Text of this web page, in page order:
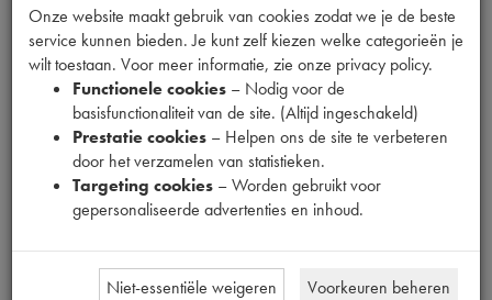
Fabrikant
Productnummer
6340055
Prijs
7,89 (€6,52excl. btw)
Dit product kan op dit moment niet besteld worden
Mail ons
Onze website maakt gebruik van cookies zodat we je de beste
service kunnen bieden. Je kunt zelf kiezen welke categorieën je
wilt toestaan. Voor meer informatie, zie onze privacy policy.
Functionele cookies – Nodig voor de
basisfunctionaliteit van de site. (Altijd ingeschakeld)
Prestatie cookies – Helpen ons de site te verbeteren
door het verzamelen van statistieken.
Targeting cookies – Worden gebruikt voor
gepersonaliseerde advertenties en inhoud.
Niet-essentiële weigeren
Voorkeuren beheren